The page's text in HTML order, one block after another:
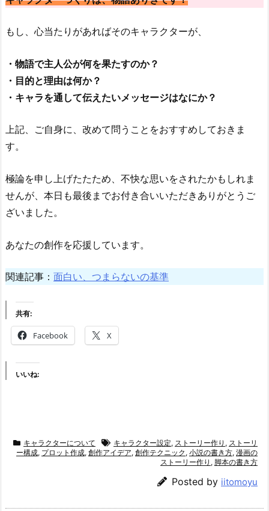
もし、心当たりがあればそのキャラクターが、
・物語で主人公が何を果たすのか？
・目的と理由は何か？
・キャラを通して伝えたいメッセージはなにか？
上記、ご自身に、改めて問うことをおすすめしておきま
す。
極論を申し上げたたため、不快な思いをされたかもしれま
せんが、本日も最後までお付き合いいただきありがとうご
ざいました。
あなたの創作を応援しています。
関連記事： 面白い、つまらないの基準
共有:
Facebook X
いいね:
キャラクターについて キャラクター設定, ストーリー作り , ストーリ
ー構成, プロット作成, 創作アイデア, 創作テクニック , 小説の書き方, 漫画の
ストーリー作り , 脚本の書き方
Posted by iitomoyu